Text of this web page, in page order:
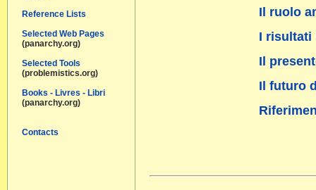
Reference Lists
Selected Web Pages
(panarchy.org)
Selected Tools
(problemistics.org)
Books - Livres - Libri
(panarchy.org)
Contacts
Il ruolo
I risultati
Il
Il futuro